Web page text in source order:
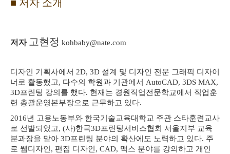
■ 저자 소개
저자 고현정 kohbaby@nate.com
디자인 기획사에서 2D, 3D 설계 및 디자인 전문 그래픽 디자이
너로 활동했고, 다수의 학원과 기관에서 AutoCAD, 3DS MAX,
3D프린팅 강의를 했다. 현재는 경원직업전문학교에서 직업훈
련 총괄운영본부장으로 근무하고 있다.
2016년 고용노동부와 한국기술교육대학교 주관 스타훈련교사
로 선발되었고, (사)한국3D프린팅서비스협회 서울지부 교육
분과장을 맡아 3D프린팅 분야의 확산에도 노력하고 있다. 주
로 웹디자인 , 편집 디자인 , CAD, 맥스 분야를 강의하고 개인